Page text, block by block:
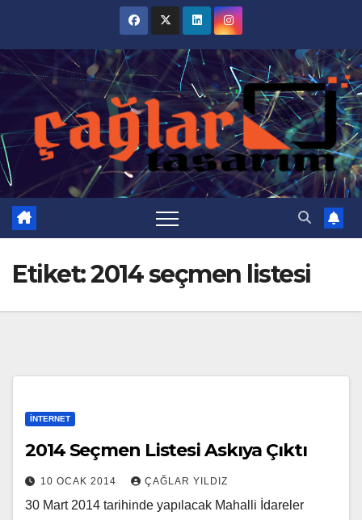
content
Etiket:2014 seçmen listesi
İNTERNET
2014 Seçmen Listesi Askıya Çıktı
10 OCAK 2014 ÇAĞLAR YILDIZ
30 Mart 2014 tarihinde yapılacak Mahalli İdareler